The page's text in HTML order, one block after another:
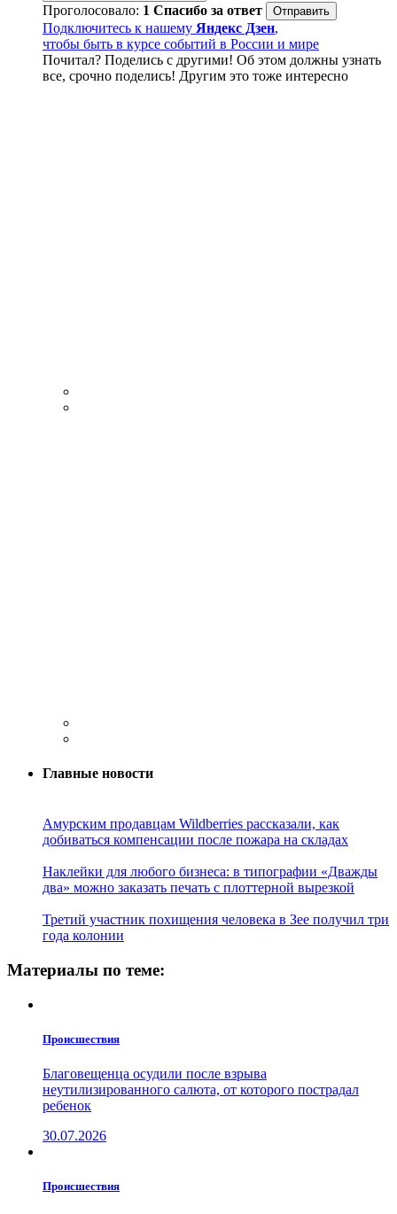
Проголосовало: 1 Спасибо за ответ
Подключитесь к нашему Яндекс Дзен,
чтобы быть в курсе событий в России и мире
Почитал? Поделись с другими! Об этом должны узнать
все, срочно поделись! Другим это тоже интересно
Главные новости
Амурским продавцам Wildberries рассказали, как
добиваться компенсации после пожара на складах
Наклейки для любого бизнеса: в типографии «Дважды
два» можно заказать печать с плоттерной вырезкой
Третий участник похищения человека в Зее получил три
года колонии
Материалы по теме:
Проиcшествия
Благовещенца осудили после взрыва
неутилизированного салюта, от которого пострадал
ребенок
30.07.2026
Проиcшествия